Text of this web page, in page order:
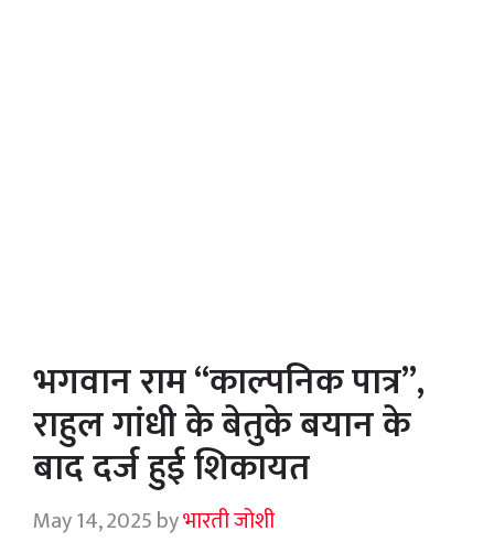
भगवान राम “काल्पनिक पात्र”,
राहुल गांधी के बेतुके बयान के
बाद दर्ज हुई शिकायत
May 14, 2025byभारती जोशी